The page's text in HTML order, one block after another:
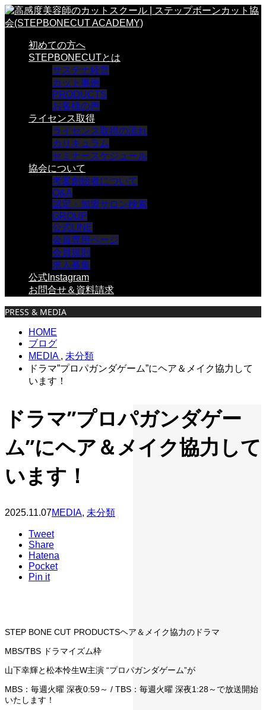
初めての方へ
STEPBONECUTとは
サステナ経営
カット事例
PRODUCTS
お客様の声
ライセンス取得
ライセンス取得の流れ
カリキュラム
セミナースケジュール
協会について
考案創始者について
Q&A
認定・加盟サロン検索
GROUP
公式LINE
会員専用ページ
会員規則
求人募集
公式Instagram
お問合せ＆資料請求
PRESS & MEDIA
HOME
ブログ
MEDIA , 未分類
ドラマ”プロパガンダゲーム”にヘア＆メイク協力して
います！
ドラマ”プロパガンダゲー
ム”にヘア＆メイク協力して
います！
2025.11.07MEDIA, 未分類
Tweet
Share
Hatena
Pocket
Pin it
STEP BONE CUT PRODUCTSヘア＆メイク協力のドラマ
MBS/TBS ドラマイズム枠
山下幸輝と松本怜生W主演 “プロパガンダゲーム”が
MBS：毎週火曜 深夜0:59～ / TBS：毎週火曜 深夜1:28～で放送開始
いたします！